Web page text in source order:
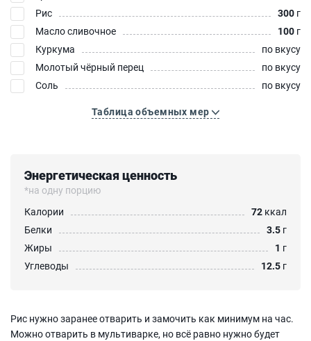
Рис
300 г
Масло сливочное
100 г
Куркума
по вкусу
Молотый чёрный перец
по вкусу
Соль
по вкусу
Таблица объемных мер
Энергетическая ценность
*на одну порцию
Калории
72 ккал
Белки
3.5 г
Жиры
1 г
Углеводы
12.5 г
Рис нужно заранее отварить и замочить как минимум на час.
Можно отварить в мультиварке, но всё равно нужно будет